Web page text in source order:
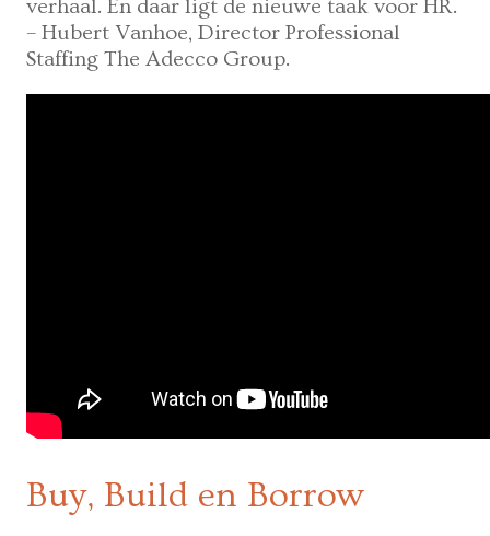
verhaal. En daar ligt de nieuwe taak voor HR.
– Hubert Vanhoe, Director Professional
Staffing The Adecco Group.
Buy, Build en Borrow